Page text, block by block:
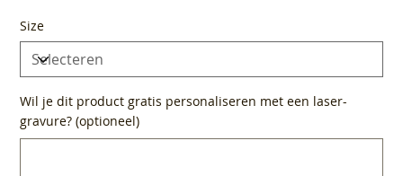
Size
Wil je dit product gratis personaliseren met een laser-
gravure? (optioneel)